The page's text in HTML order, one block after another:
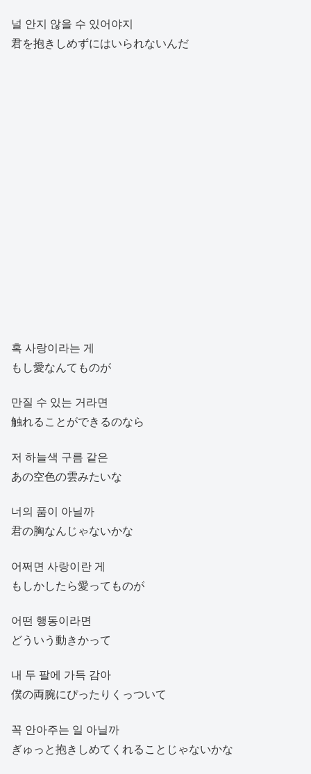
널 안지 않을 수 있어야지
君を抱きしめずにはいられないんだ
혹 사랑이라는 게
もし愛なんてものが
만질 수 있는 거라면
触れることができるのなら
저 하늘색 구름 같은
あの空色の雲みたいな
너의 품이 아닐까
君の胸なんじゃないかな
어쩌면 사랑이란 게
もしかしたら愛ってものが
어떤 행동이라면
どういう動きかって
내 두 팔에 가득 감아
僕の両腕にぴったりくっついて
꼭 안아주는 일 아닐까
ぎゅっと抱きしめてくれることじゃないかな